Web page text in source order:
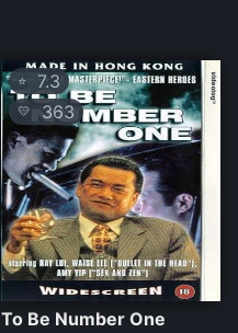
⭐ 7.3
💛 363
To Be Number One